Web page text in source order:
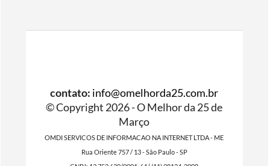
contato: info@omelhorda25.com.br
© Copyright 2026 - O Melhor da 25 de
Março
OMDI SERVICOS DE INFORMACAO NA INTERNET LTDA - ME
Rua Oriente 757 / 13 - São Paulo - SP